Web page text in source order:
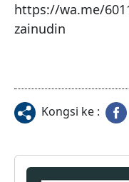
https://wa.me/
zainudin
Kongsi ke :